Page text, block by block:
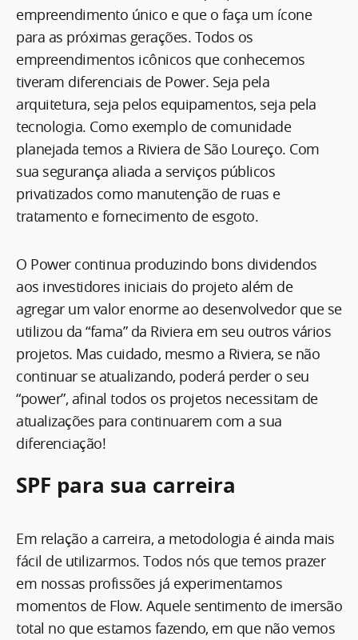
empreendimento único e que o faça um ícone
para as próximas gerações. Todos os
empreendimentos icônicos que conhecemos
tiveram diferenciais de Power. Seja pela
arquitetura, seja pelos equipamentos, seja pela
tecnologia. Como exemplo de comunidade
planejada temos a Riviera de São Loureço. Com
sua segurança aliada a serviços públicos
privatizados como manutenção de ruas e
tratamento e fornecimento de esgoto.
O Power continua produzindo bons dividendos
aos investidores iniciais do projeto além de
agregar um valor enorme ao desenvolvedor que se
utilizou da “fama” da Riviera em seu outros vários
projetos. Mas cuidado, mesmo a Riviera, se não
continuar se atualizando, poderá perder o seu
“power”, afinal todos os projetos necessitam de
atualizações para continuarem com a sua
diferenciação!
SPF para sua carreira
Em relação a carreira, a metodologia é ainda mais
fácil de utilizarmos. Todos nós que temos prazer
em nossas profissões já experimentamos
momentos de Flow. Aquele sentimento de imersão
total no que estamos fazendo, em que não vemos